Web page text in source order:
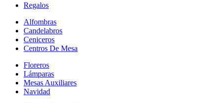
Regalos
Alfombras
Candelabros
Ceniceros
Centros De Mesa
Floreros
Lámparas
Mesas Auxiliares
Navidad